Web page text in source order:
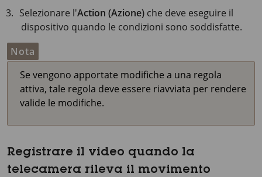
Selezionare l'Action (Azione) che deve eseguire il
dispositivo quando le condizioni sono soddisfatte.
Nota
Se vengono apportate modifiche a una regola
attiva, tale regola deve essere riavviata per rendere
valide le modifiche.
Registrare il video quando la
telecamera rileva il movimento